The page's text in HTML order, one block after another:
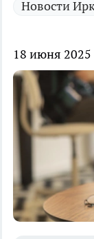
Новости
18 июня 2025